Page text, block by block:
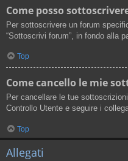
Come posso
Per sottoscrivere un forum
“Sottoscrivi forum”, in fondo alla
Top
Come cancello le mie
Per cancellare le tue
Controllo Utente e seguire i
Top
Allegati